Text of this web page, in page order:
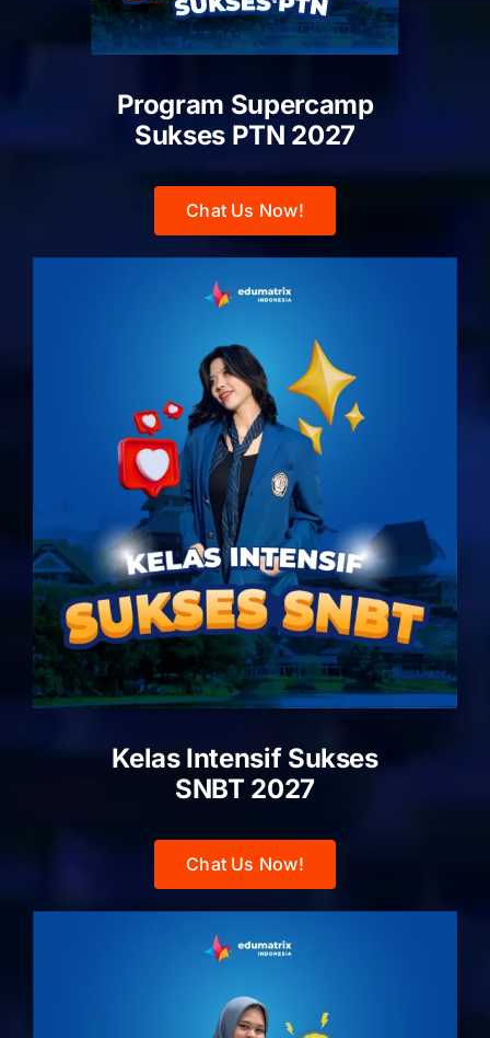
Program Supercamp
Sukses PTN 2027
Chat Us Now!
Kelas Intensif Sukses
SNBT 2027
Chat Us Now!